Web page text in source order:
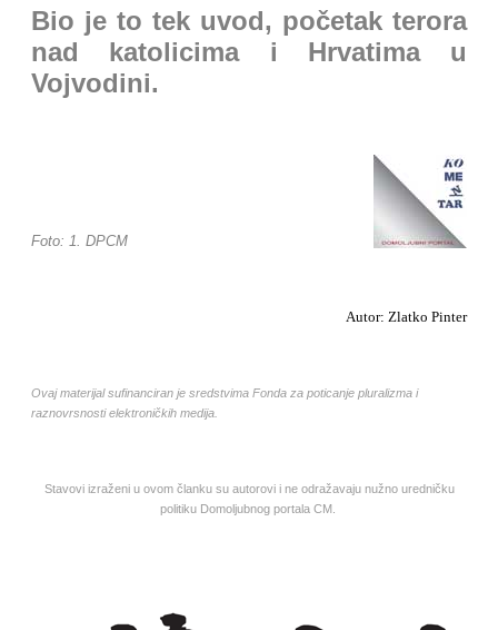
Bio je to tek uvod, početak terora
nad katolicima i Hrvatima u
Vojvodini.
Foto: 1. DPCM
Autor: Zlatko Pinter
Ovaj materijal sufinanciran je sredstvima Fonda za poticanje pluralizma i
raznovrsnosti elektroničkih medija.
Stavovi izraženi u ovom članku su autorovi i ne odražavaju nužno uredničku
politiku Domoljubnog portala CM.